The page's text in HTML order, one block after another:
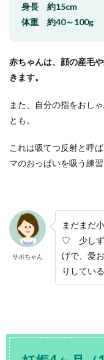
身長 約15cm
体重 約40～100g
赤ちゃんは、顔の産毛
きます。
また、自分の指をおし
とも。
これは吸てつ反射と呼
マのおっぱいを吸う練
サボちゃん
まだまだ
♡ 少しず
げで、愛
りしてい